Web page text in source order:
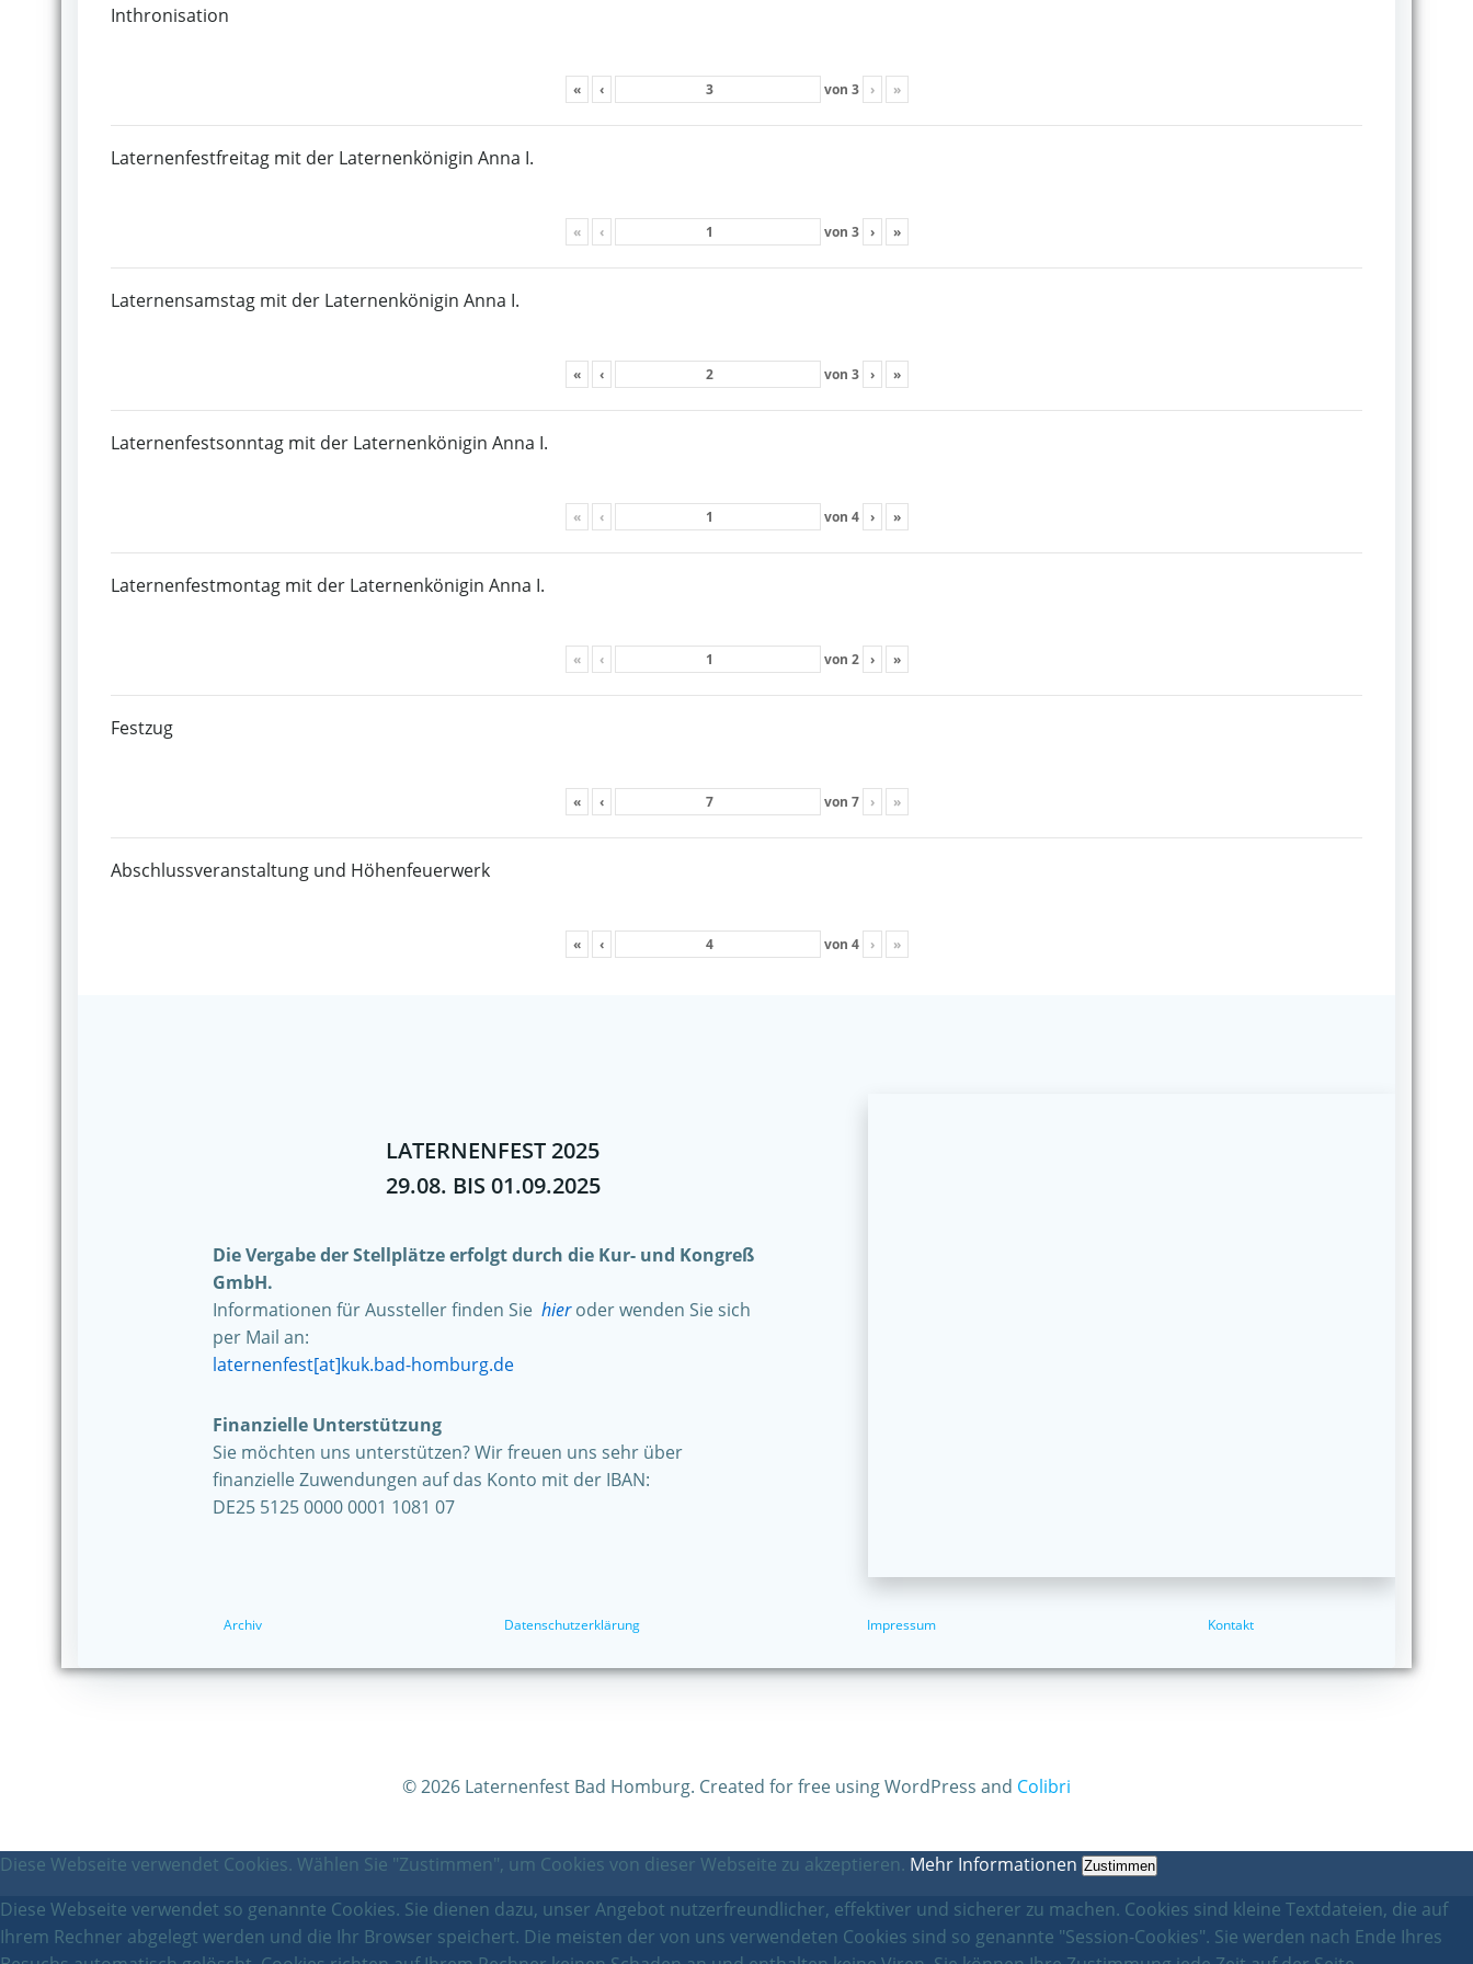
Inthronisation
« ‹ von 3 › »
Laternenfestfreitag mit der Laternenkönigin Anna I.
« ‹ von 3 › »
Laternensamstag mit der Laternenkönigin Anna I.
« ‹ von 3 › »
Laternenfestsonntag mit der Laternenkönigin Anna I.
« ‹ von 4 › »
Laternenfestmontag mit der Laternenkönigin Anna I.
« ‹ von 2 › »
Festzug
« ‹ von 7 › »
Abschlussveranstaltung und Höhenfeuerwerk
« ‹ von 4 › »
LATERNENFEST 2025
29.08. BIS 01.09.2025
Die Vergabe der Stellplätze erfolgt durch die Kur- und Kongreß
GmbH.
Informationen für Aussteller finden Sie hieroder wenden Sie sich
per Mail an:
laternenfest[at]kuk.bad-homburg.de
Finanzielle Unterstützung
Sie möchten uns unterstützen? Wir freuen uns sehr über
finanzielle Zuwendungen auf das Konto mit der IBAN:
DE25 5125 0000 0001 1081 07
Archiv Datenschutzerklärung Impressum Kontakt
© 2026 Laternenfest Bad Homburg. Created for free using WordPress and Colibri
Diese Webseite verwendet Cookies. Wählen Sie "Zustimmen", um Cookies von dieser Webseite zu akzeptieren. Mehr Informationen Zustimmen
Diese Webseite verwendet so genannte Cookies. Sie dienen dazu, unser Angebot nutzerfreundlicher, effektiver und sicherer zu machen. Cookies sind kleine Textdateien, die auf
Ihrem Rechner abgelegt werden und die Ihr Browser speichert. Die meisten der von uns verwendeten Cookies sind so genannte "Session-Cookies". Sie werden nach Ende Ihres